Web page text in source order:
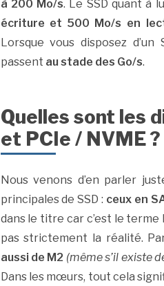
à 200 Mo/s. Le SSD quant à
écriture et 500 Mo/s en
Lorsque vous disposez
passent au stade des Go/s.
Quelles sont les
et PCIe / NVME ?
Nous venons d’en parler
principales de SSD : ceux en
dans le titre car c’est le terme
pas strictement la réalité.
aussi de M2 (même s’il existe
Dans les mœurs, tout cela